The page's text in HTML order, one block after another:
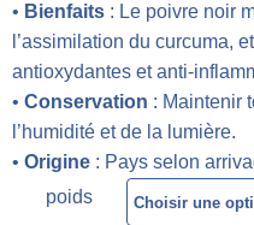
• Bienfaits : Le poivre noir
l’assimilation du curcuma,
antioxydantes et anti-
• Conservation : Maintenir
l’humidité et de la lumière.
• Origine : Pays selon
poids